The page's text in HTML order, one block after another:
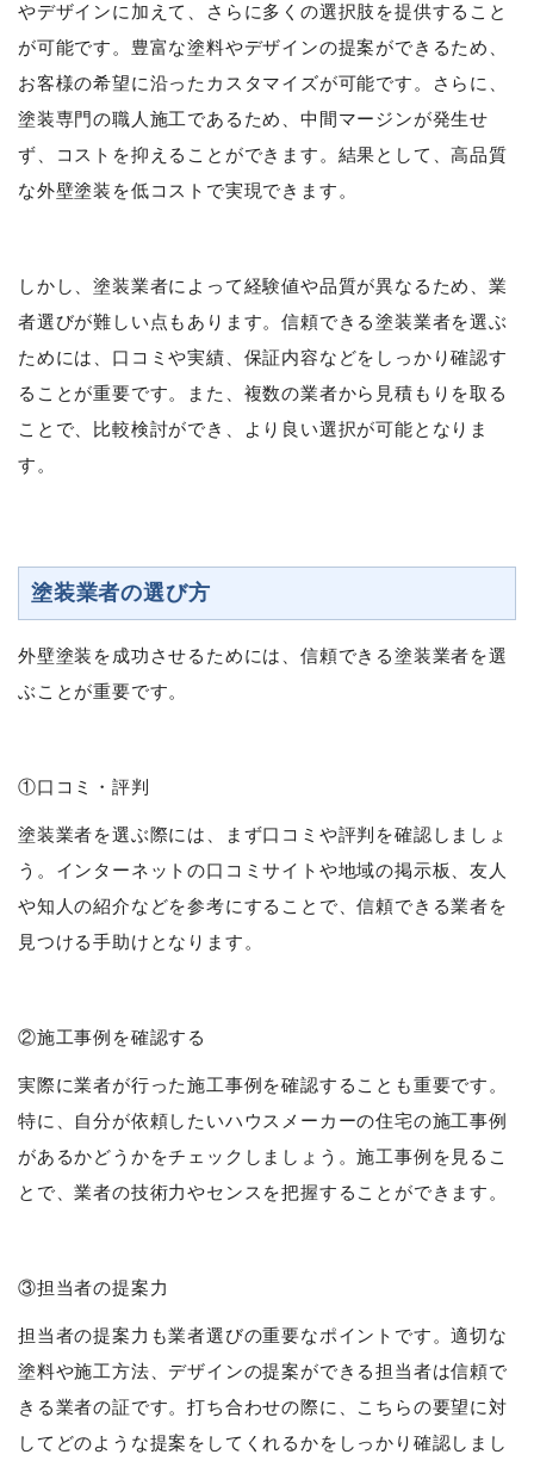
やデザインに加えて、さらに多くの選択肢を提供すること
が可能です。豊富な塗料やデザインの提案ができるため、
お客様の希望に沿ったカスタマイズが可能です。さらに、
塗装専門の職人施工であるため、中間マージンが発生せ
ず、コストを抑えることができます。結果として、高品質
な外壁塗装を低コストで実現できます。
しかし、塗装業者によって経験値や品質が異なるため、業
者選びが難しい点もあります。信頼できる塗装業者を選ぶ
ためには、口コミや実績、保証内容などをしっかり確認す
ることが重要です。また、複数の業者から見積もりを取る
ことで、比較検討ができ、より良い選択が可能となりま
す。
塗装業者の選び方
外壁塗装を成功させるためには、信頼できる塗装業者を選
ぶことが重要です。
①口コミ・評判
塗装業者を選ぶ際には、まず口コミや評判を確認しましょ
う。インターネットの口コミサイトや地域の掲示板、友人
や知人の紹介などを参考にすることで、信頼できる業者を
見つける手助けとなります。
②施工事例を確認する
実際に業者が行った施工事例を確認することも重要です。
特に、自分が依頼したいハウスメーカーの住宅の施工事例
があるかどうかをチェックしましょう。施工事例を見るこ
とで、業者の技術力やセンスを把握することができます。
③担当者の提案力
担当者の提案力も業者選びの重要なポイントです。適切な
塗料や施工方法、デザインの提案ができる担当者は信頼で
きる業者の証です。打ち合わせの際に、こちらの要望に対
してどのような提案をしてくれるかをしっかり確認しまし